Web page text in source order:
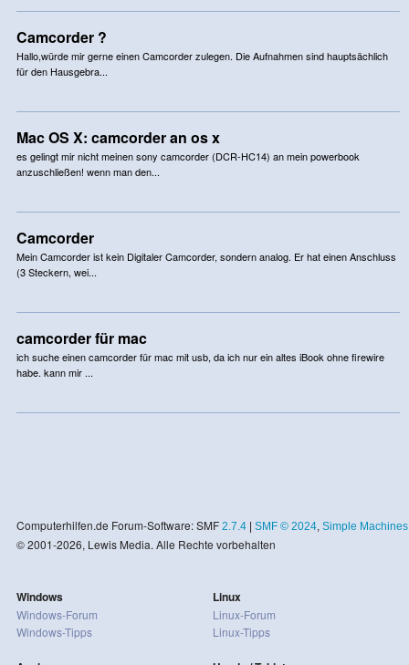
Camcorder ?
Hallo,würde mir gerne einen Camcorder zulegen. Die Aufnahmen sind hauptsächlich
für den Hausgebra...
Mac OS X: camcorder an os x
es gelingt mir nicht meinen sony camcorder (DCR-HC14) an mein powerbook
anzuschließen! wenn man den...
Camcorder
Mein Camcorder ist kein Digitaler Camcorder, sondern analog. Er hat einen Anschluss
(3 Steckern, wei...
camcorder für mac
ich suche einen camcorder für mac mit usb, da ich nur ein altes iBook ohne firewire
habe. kann mir ...
Computerhilfen.de Forum-Software: SMF 2.7.4| SMF © 2024, Simple Machines
© 2001-2026, Lewis Media. Alle Rechte vorbehalten
Windows
Windows-Forum
Windows-Tipps
Linux
Linux-Forum
Linux-Tipps